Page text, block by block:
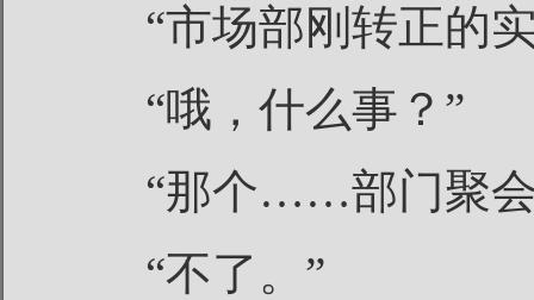
“市场部刚转正的
“哦，什么事？”
“那个……部门聚
“不了。”